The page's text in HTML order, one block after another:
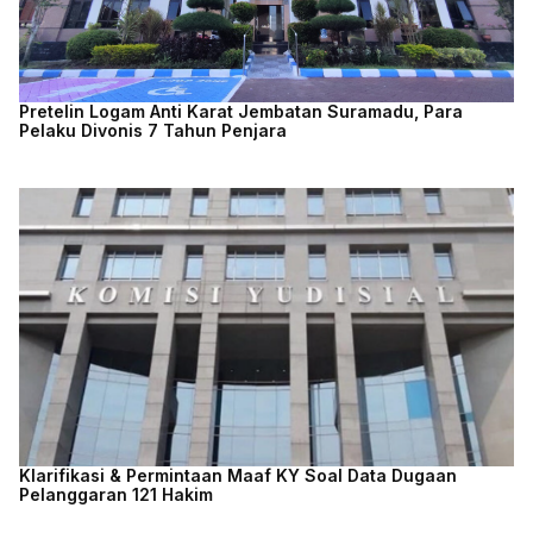
Pretelin Logam Anti Karat Jembatan Suramadu, Para
Pelaku Divonis 7 Tahun Penjara
Klarifikasi & Permintaan Maaf KY Soal Data Dugaan
Pelanggaran 121 Hakim